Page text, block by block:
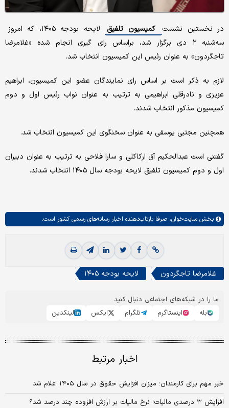
در نخستین نشست کمیسیون تلفیق
لایحه بودجه ۱۴۰۵، که امروز
سه‌شنبه ۲ دی برگزار شد، براساس رای گیری انجام شده «غلامرضا
تاجگردون» به عنوان رئیس این کمیسیون انتخاب شد.
لازم به ذکر است بر اساس رای نمایندگان عضو این کمیسیون، ابراهیم
عزیزی و نادرقلی ابراهیمی به ترتیب به عنوان نواب رئیس اول و دوم
کمیسیون مذکور انتخاب شدند.
همچنین مجتبی یوسفی به عنوان سخنگوی این کمیسیون انتخاب شد.
گفتنی است عبدالحکیم آق ارکاکلی و سارا فلاحی به ترتیب به عنوان دبیران
اول و دوم کمیسیون تلفیق لایحه بودجه سال ۱۴۰۵ انتخاب شدند.
بخش سایت‌خوان، صرفا بازتاب‌دهنده اخبار رسانه‌های رسمی کشور است.
غلامرضا تاجگردون لایحه بودجه ۱۴۰۵
ما را در شبکه‌های اجتماعی دنبال کنید
بله
اینستاگرم تلگرام ایکس لینکدین
اخبار مرتبط
خبر مهم برای کارمندان؛ میزان افزایش حقوق در سال ۱۴۰۵ اعلام شد
افزایش ۳ درصدی مالیات؛ نرخ مالیات بر ارزش افزوده چند درصد شد؟